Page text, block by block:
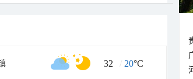
32 / 20°C